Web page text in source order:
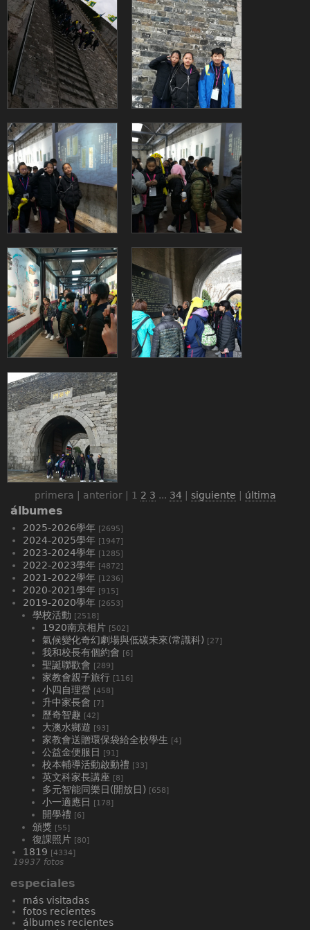
primera | anterior | 1 2 3 ... 34 | siguiente | última
álbumes
2025-2026學年 [2695]
2024-2025學年 [1947]
2023-2024學年 [1285]
2022-2023學年 [4872]
2021-2022學年 [1236]
2020-2021學年 [915]
2019-2020學年 [2653]
學校活動 [2518]
1920南京相片 [502]
氣候變化奇幻劇場與低碳未來(常識科) [27]
我和校長有個約會 [6]
聖誕聯歡會 [289]
家教會親子旅行 [116]
小四自理營 [458]
升中家長會 [7]
歷奇智趣 [42]
大澳水鄉遊 [93]
家教會送贈環保袋給全校學生 [4]
公益金便服日 [91]
校本輔導活動啟動禮 [33]
英文科家長講座 [8]
多元智能同樂日(開放日) [658]
小一適應日 [178]
開學禮 [6]
頒獎 [55]
復課照片 [80]
1819 [4334]
19937 fotos
especiales
más visitadas
fotos recientes
álbumes recientes